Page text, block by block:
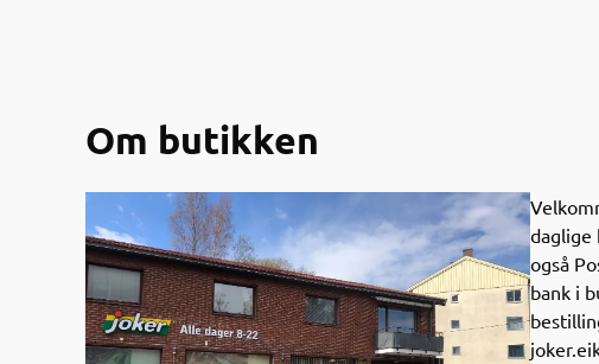
Om butikken
daglige
også
bank i